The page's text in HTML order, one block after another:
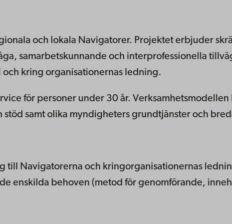
och lokala Navigatorer. Projektet erbjuder
samarbetskunnande och interprofessionella
kring organisationernas ledning.
för personer under 30 år.
samt olika myndigheters grundtjänster och
till Navigatorerna och kringorganisationernas
enskilda behoven (metod för genomförande,